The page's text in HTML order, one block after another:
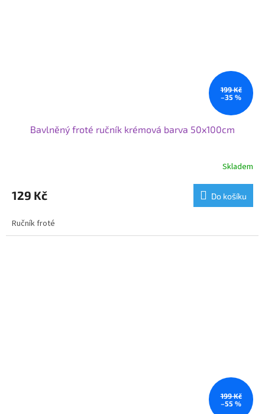
199 Kč
–35 %
Bavlněný froté ručník krémová barva 50x100cm
Skladem
129 Kč Do košíku
Ručník froté
199 Kč
–55 %